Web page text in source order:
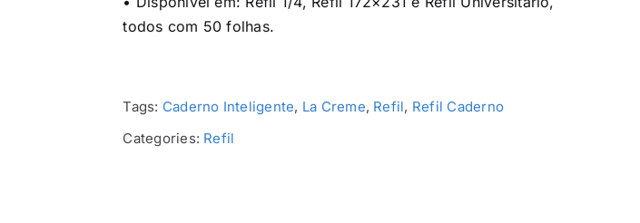
todos com 50 folhas.
Tags: Caderno Inteligente, La Creme, Refil, Refil Caderno
Categories: Refil